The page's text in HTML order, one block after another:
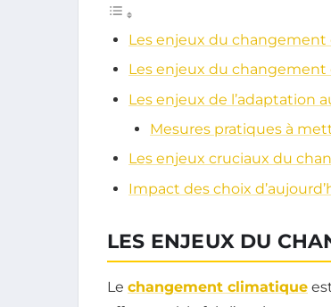
Les enjeux du
Les enjeux du
Les enjeux de l’adaptation
Mesures pratiques à
Les enjeux cruciaux du
Impact des choix
LES ENJEUX DU
Le changement climatique